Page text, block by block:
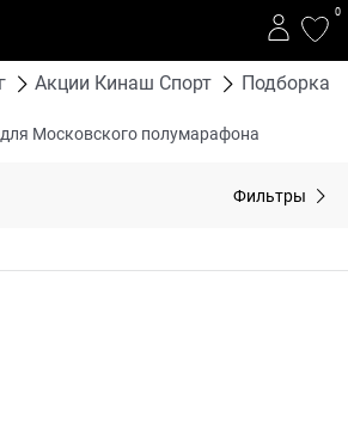
0
Акции Кинаш Спорт Подборка
Московского полумарафона
Фильтры